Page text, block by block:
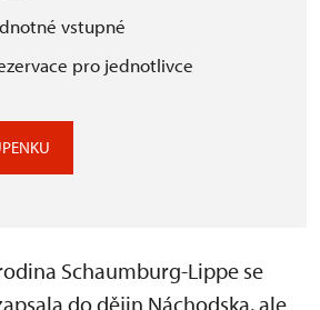
vstupné
pro jednotlivce
Schaumburg-Lippe se
do dějin Náchodska, ale